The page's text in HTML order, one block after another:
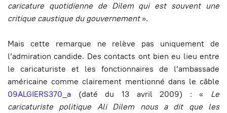
caricature quotidienne de Dilem qui est souvent une
critique caustique du gouvernement».
Mais cette remarque ne relève pas uniquement de
l’admiration candide. Des contacts ont bien eu lieu entre
le caricaturiste et les fonctionnaires de l’ambassade
américaine comme clairement mentionné dans le câble
09ALGIERS370_a (daté du 13 avril 2009) : « Le
caricaturiste politique Ali Dilem nous a dit que les